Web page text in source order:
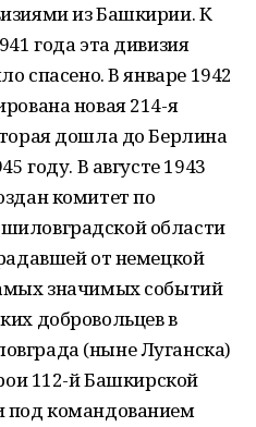
из Башкирии. К
года эта дивизия
спасено. В январе 1942
новая 214-я
дошла до Берлина
году. В августе 1943
комитет по
области
от немецкой
значимых событий
добровольцев в
(ныне Луганска)
112-й Башкирской
под командованием